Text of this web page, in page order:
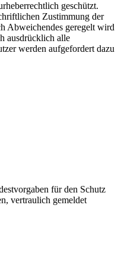
geschützt.
Zustimmung der
Abweichendes geregelt wird
ausdrücklich alle
werden aufgefordert dazu
für den Schutz
vertraulich gemeldet